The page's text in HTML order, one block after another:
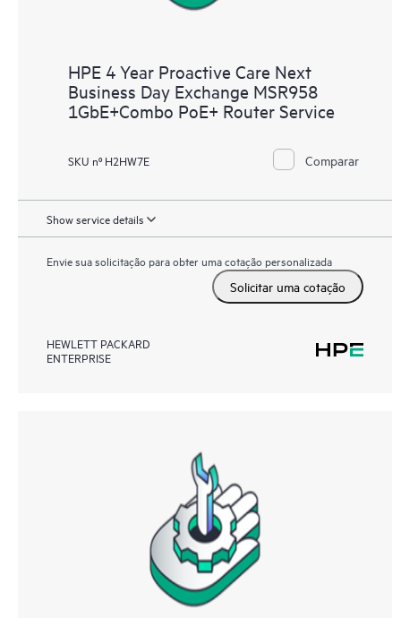
HPE 4 Year Proactive Care Next
Business Day Exchange MSR958
1GbE+Combo PoE+ Router Service
SKU nº H2HW7E Comparar
Show service details
Envie sua solicitação para obter uma cotação personalizada
Solicitar uma cotação
HEWLETT PACKARD
ENTERPRISE